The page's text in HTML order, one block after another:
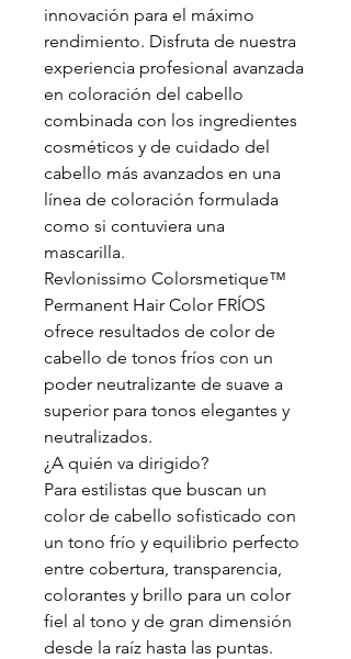
innovación para el máximo
rendimiento. Disfruta de nuestra
experiencia profesional avanzada
en coloración del cabello
combinada con los ingredientes
cosméticos y de cuidado del
cabello más avanzados en una
línea de coloración formulada
como si contuviera una
mascarilla.
Revlonissimo Colorsmetique™
Permanent Hair Color FRÍOS
ofrece resultados de color de
cabello de tonos fríos con un
poder neutralizante de suave a
superior para tonos elegantes y
neutralizados.
¿A quién va dirigido?
Para estilistas que buscan un
color de cabello sofisticado con
un tono frío y equilibrio perfecto
entre cobertura, transparencia,
colorantes y brillo para un color
fiel al tono y de gran dimensión
desde la raíz hasta las puntas.